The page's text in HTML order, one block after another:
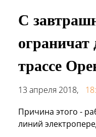
С
трассе
13 апреля 2018,
Причина этого -
линий